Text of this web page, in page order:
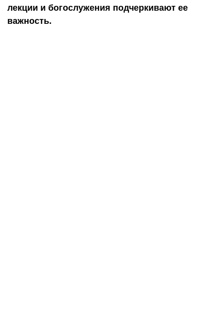
лекции и богослужения подчеркивают ее
важность.